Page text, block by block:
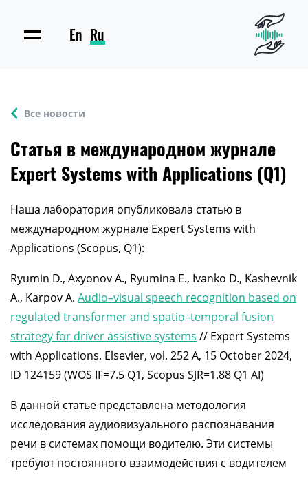
En Ru
Все новости
Статья в международном журнале
Expert Systems with Applications (Q1)
Наша лаборатория опубликовала статью в
международном журнале Expert Systems with
Applications (Scopus, Q1):
Ryumin D., Axyonov A., Ryumina E., Ivanko D., Kashevnik
A., Karpov A. Audio–visual speech recognition based on
regulated transformer and spatio–temporal fusion
strategy for driver assistive systems // Expert Systems
with Applications. Elsevier, vol. 252 A, 15 October 2024,
ID 124159 (WOS IF=7.5 Q1, Scopus SJR=1.88 Q1 AI)
В данной статье представлена методология
исследования аудиовизуального распознавания
речи в системах помощи водителю. Эти системы
требуют постоянного взаимодействия с водителем